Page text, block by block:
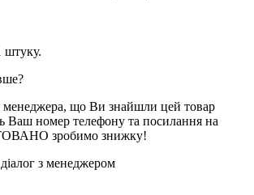
штуку.
менеджера, що Ви знайшли цей товар
Ваш номер телефону та посилання на
зробимо знижку!
з менеджером